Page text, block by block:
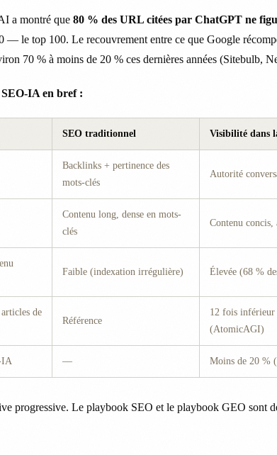
a montré que 80 % des URL citées par ChatGPT ne
— le top 100. Le recouvrement entre ce que Google
70 % à moins de 20 % ces dernières années (Sitebulb,
IA en bref :
SEO traditionnel Visibilité dans
Backlinks + pertinence des
mots-clés
Autorité
Contenu long, dense en mots-
clés
Contenu
Faible (indexation irrégulière) Élevée (68 %
de
Référence
12 fois inférieur
(AtomicAGI)
IA — Moins de 20 %
progressive. Le playbook SEO et le playbook GEO sont